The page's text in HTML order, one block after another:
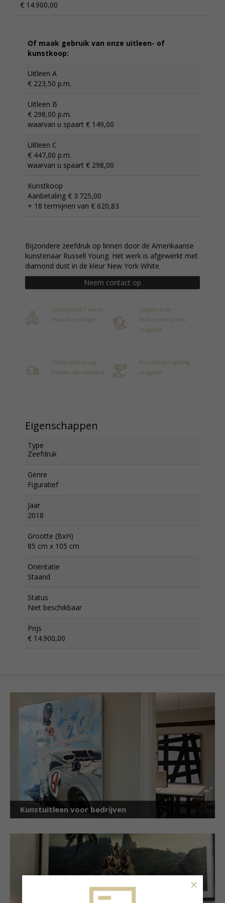
€ 14.900,00
Of maak gebruik van onze uitleen- of
kunstkoop:
Uitleen A
€ 223,50 p.m.
Uitleen B
€ 298,00 p.m.
waarvan u spaart € 149,00
Uitleen C
€ 447,00 p.m.
waarvan u spaart € 298,00
Kunstkoop
Aanbetaling € 3.725,00
+ 18 termijnen van € 620,83
Bijzondere zeefdruk op linnen door de Amerikaanse
kunstenaar Russell Young. Het werk is afgewerkt met
diamond dust in de kleur New York White.
Neem contact op
Vrijblijvend 1 week
thuis bezichtigen
Uitgebreide
huurconstructies
mogelijk
Gratis aflevering
binnen de randstad
Kunstkoopregeling
mogelijk
Eigenschappen
Type
Zeefdruk
Genre
Figuratief
Jaar
2018
Grootte (BxH)
85 cm x 105 cm
Oriëntatie
Staand
Status
Niet beschikbaar
Prijs
€ 14.900,00
Kunstuitleen voor bedrijven
×